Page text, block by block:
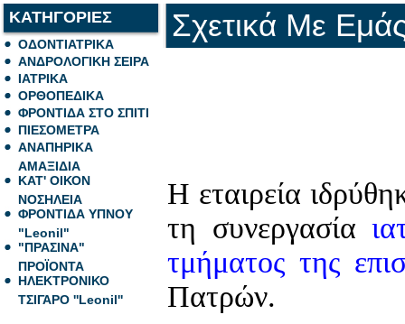
ΚΑΤΗΓΟΡΙΕΣ
ΟΔΟΝΤΙΑΤΡΙΚΑ
ΑΝΔΡΟΛΟΓΙΚΗ ΣΕΙΡΑ
ΙΑΤΡΙΚΑ
ΟΡΘΟΠΕΔΙΚΑ
ΦΡΟΝΤΙΔΑ ΣΤΟ ΣΠΙΤΙ
ΠΙΕΣΟΜΕΤΡΑ
ΑΝΑΠΗΡΙΚΑ
ΑΜΑΞΙΔΙΑ
ΚΑΤ' ΟΙΚΟΝ
ΝΟΣΗΛΕΙΑ
ΦΡΟΝΤΙΔΑ ΥΠΝΟΥ
"Leonil"
"ΠΡΑΣΙΝΑ"
ΠΡΟΪΟΝΤΑ
ΗΛΕΚΤΡΟΝΙΚΟ
ΤΣΙΓΑΡΟ ''Leonil''
Σχετικά Με
Η εταιρεία
τη συνεργασία
τμήματος της
Πατρών.